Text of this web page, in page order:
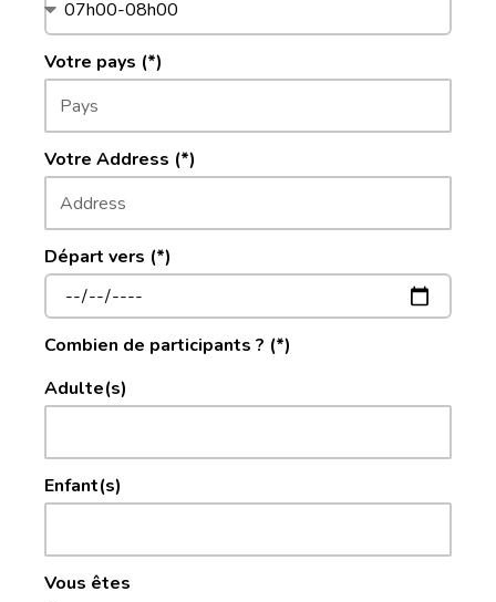
Votre pays (*)
Votre Address (*)
Départ vers (*)
Combien de participants ? (*)
Adulte(s)
Enfant(s)
Vous êtes